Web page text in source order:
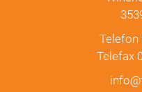
Telefon
Telefax